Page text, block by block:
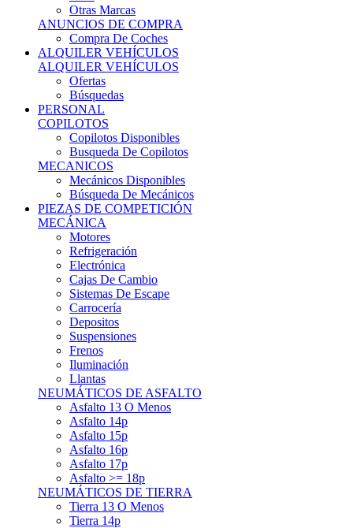
ANUNCIOS DE COMPRA
Compra De Coches
ALQUILER VEHÍCULOS
ALQUILER VEHÍCULOS
Ofertas
Búsquedas
PERSONAL
COPILOTOS
Copilotos Disponibles
Busqueda De Copilotos
MECANICOS
Mecánicos Disponibles
Búsqueda De Mecánicos
PIEZAS DE COMPETICIÓN
MECÁNICA
Motores
Refrigeración
Electrónica
Cajas De Cambio
Sistemas De Escape
Carrocería
Depositos
Suspensiones
Frenos
Iluminación
Llantas
NEUMÁTICOS DE ASFALTO
Asfalto 13 O Menos
Asfalto 14p
Asfalto 15p
Asfalto 16p
Asfalto 17p
Asfalto >= 18p
NEUMÁTICOS DE TIERRA
Tierra 13 O Menos
Tierra 14p
Tierra >= 15p